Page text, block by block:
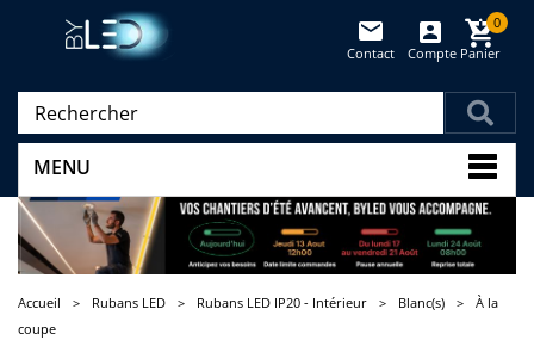
Panier
0
Compte
Contact
MENU
Accueil > Rubans LED > Rubans LED IP20 - Intérieur > Blanc(s) >
À la
coupe